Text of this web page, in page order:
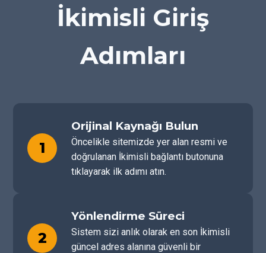
İkimisli Giriş
Adımları
1
Orijinal Kaynağı Bulun
Öncelikle sitemizde yer alan resmi ve
doğrulanan İkimisli bağlantı butonuna
tıklayarak ilk adımı atın.
2
Yönlendirme Süreci
Sistem sizi anlık olarak en son İkimisli
güncel adres alanına güvenli bir